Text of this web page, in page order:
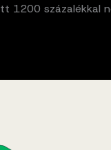
1200 százalékkal